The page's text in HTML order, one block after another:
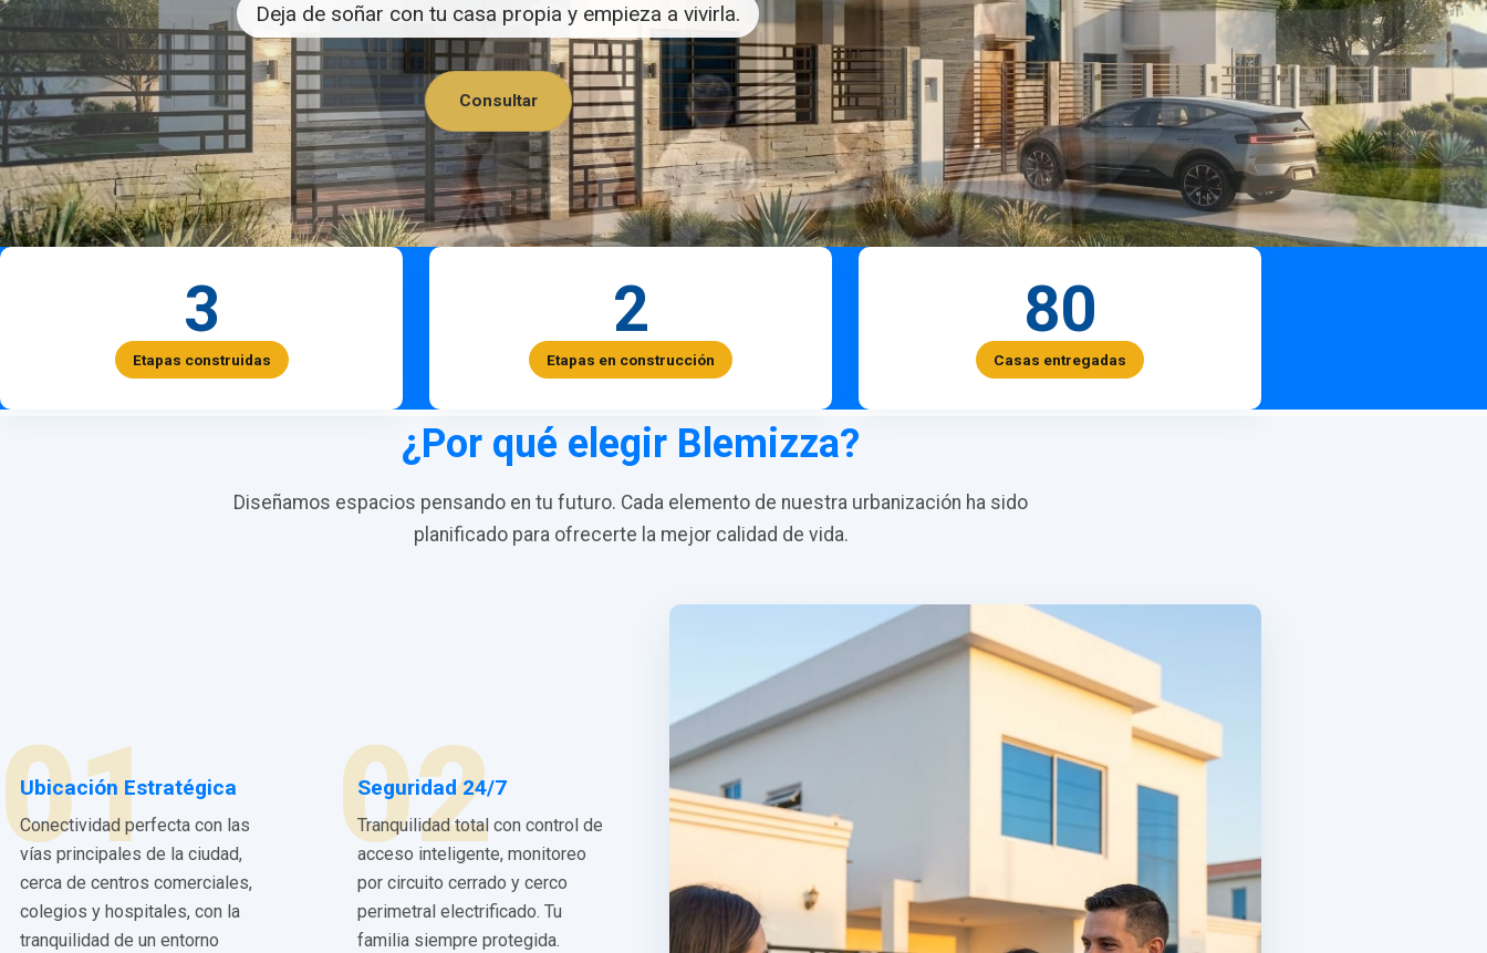
Deja de soñar con tu casa propia y empieza a vivirla.
Consultar
3
Etapas construidas
2
Etapas en construcción
80
Casas entregadas
¿Por qué elegir Blemizza?
Diseñamos espacios pensando en tu futuro. Cada elemento de nuestra urbanización ha sido
planificado para ofrecerte la mejor calidad de vida.
01
Ubicación Estratégica
Conectividad perfecta con las
vías principales de la ciudad,
cerca de centros comerciales,
colegios y hospitales, con la
tranquilidad de un entorno
02
Seguridad 24/7
Tranquilidad total con control de
acceso inteligente, monitoreo
por circuito cerrado y cerco
perimetral electrificado. Tu
familia siempre protegida.